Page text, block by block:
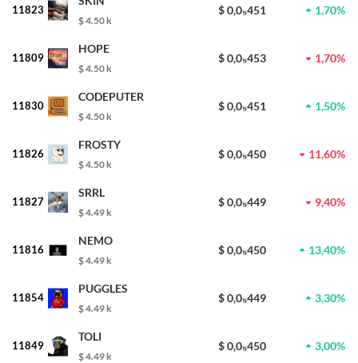
11823
$ 4.50 k
$ 0,0₅451 1,70%
11809
HOPE
$ 4.50 k
$ 0,0₅453 1,70%
11830
CODEPUTER
$ 4.50 k
$ 0,0₅451 1,50%
11826
FROSTY
$ 4.50 k
$ 0,0₅450 11,60%
11827
SRRL
$ 4.49 k
$ 0,0₅449 9,40%
11816
NEMO
$ 4.49 k
$ 0,0₅450 13,40%
11854
PUGGLES
$ 4.49 k
$ 0,0₅449 3,30%
11849
TOLI
$ 4.49 k
$ 0,0₅450 3,00%